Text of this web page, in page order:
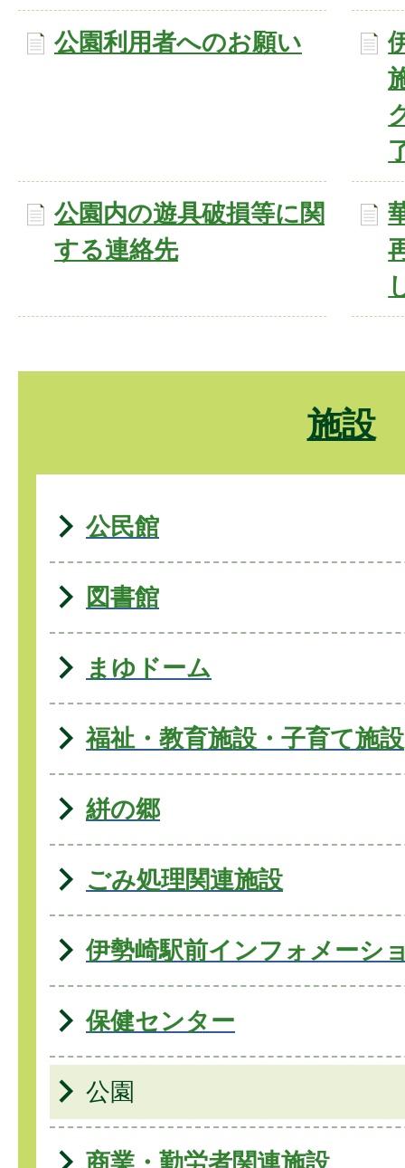
公園利用者へのお願い
公園内の遊具破損等に関
する連絡先
施設
公民館
図書館
まゆドーム
福祉・教育施設・子育て施設
絣の郷
ごみ処理関連施設
伊勢崎駅前インフォメーシ
保健センター
公園